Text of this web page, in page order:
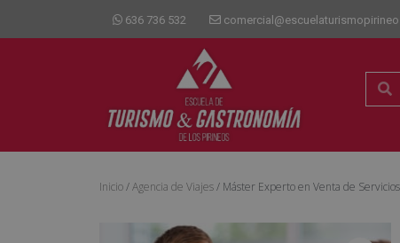
636 736 532
Inicio/Agencia de Viajes/ Máster Experto en Venta de